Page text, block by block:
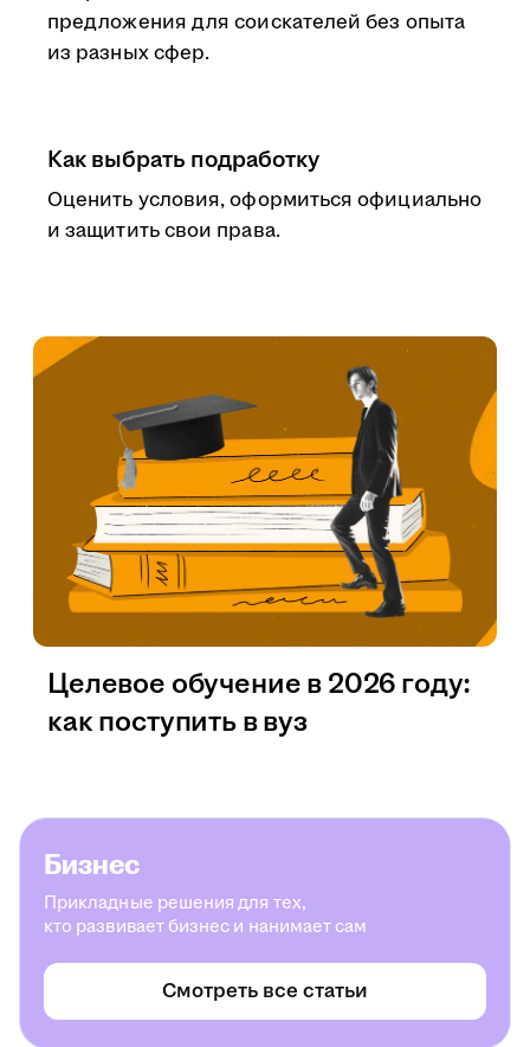
предложения для соискателей без опыта
из разных сфер.
Как выбрать подработку
Оценить условия, оформиться официально
и защитить свои права.
Целевое обучение в 2026 году:
как поступить в вуз
Бизнес
Прикладные решения для тех,
кто развивает бизнес и нанимает сам
Смотреть все статьи